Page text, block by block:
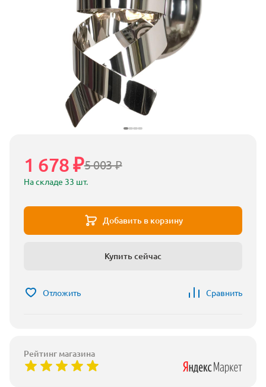
5 003 ₽
1 678 ₽
На складе 33 шт.
Добавить в корзину
Купить сейчас
Отложить Сравнить
Рейтинг магазина